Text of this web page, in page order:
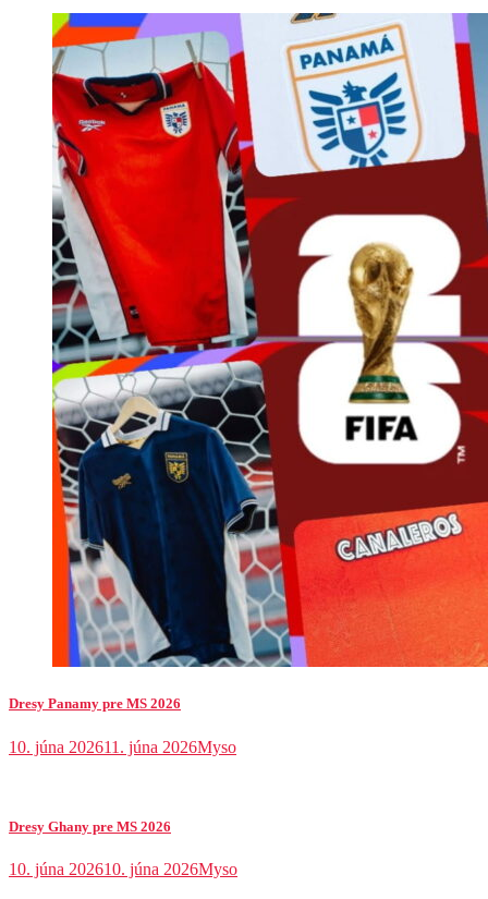
Dresy Panamy pre MS 2026
10. júna 202611. júna 2026Myso
Dresy Ghany pre MS 2026
10. júna 202610. júna 2026Myso